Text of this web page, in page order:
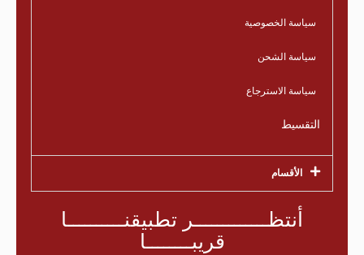
أنتظـــــــــــــر تطبيقنــــــــــا
قريبــــــــا
سياسة الخصوصية
سياسة الشحن
سياسة الاسترجاع
التقسيط
الأقسام